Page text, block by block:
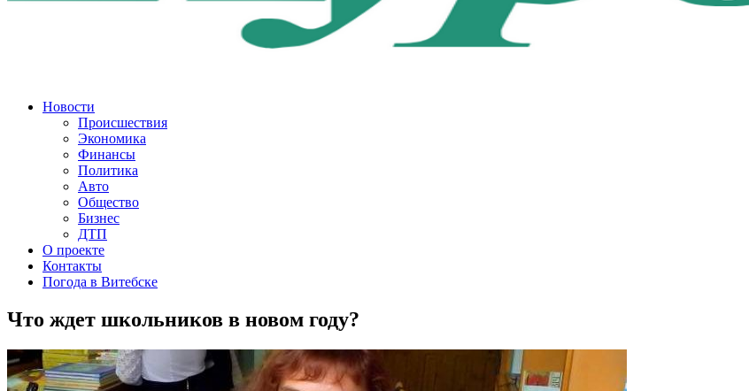
Новости
Происшествия
Экономика
Финансы
Политика
Авто
Общество
Бизнес
ДТП
О проекте
Контакты
Погода в Витебске
Что ждет школьников в новом году?